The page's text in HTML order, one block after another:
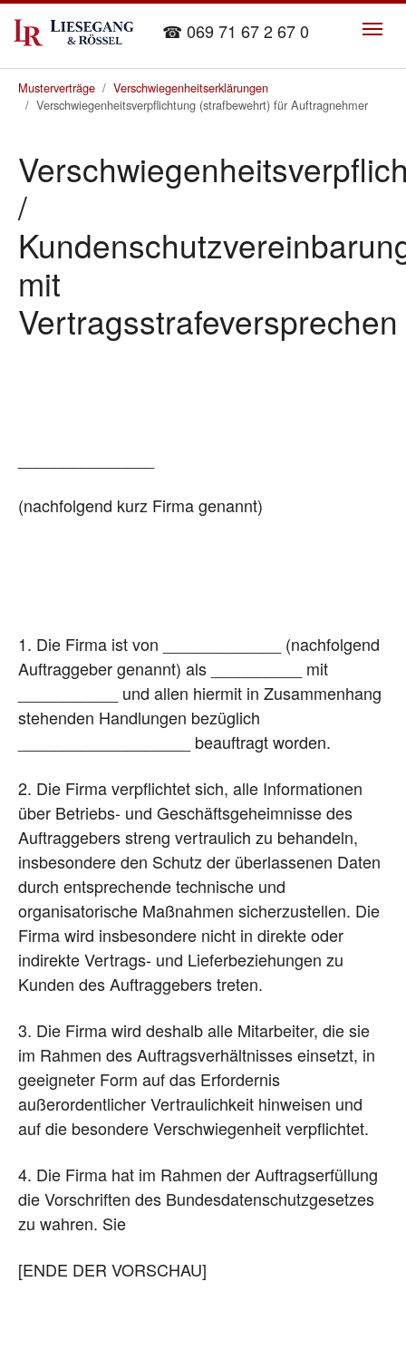
Skip to main content
☎ 069 71 67 2 67 0
You are here:
Musterverträge
Verschwiegenheitserklärungen
Verschwiegenheitsverpflichtung (strafbewehrt) für Auftragnehmer
/
mit
Vertragsstrafeversprechen
(nachfolgend kurz Firma genannt)
1. Die Firma ist von _____________ (nachfolgend
Auftraggeber genannt) als __________ mit
___________ und allen hiermit in Zusammenhang
stehenden Handlungen bezüglich
___________________ beauftragt worden.
2. Die Firma verpflichtet sich, alle Informationen
über Betriebs- und Geschäftsgeheimnisse des
Auftraggebers streng vertraulich zu behandeln,
insbesondere den Schutz der überlassenen Daten
durch entsprechende technische und
organisatorische Maßnahmen sicherzustellen. Die
Firma wird insbesondere nicht in direkte oder
indirekte Vertrags- und Lieferbeziehungen zu
Kunden des Auftraggebers treten.
3. Die Firma wird deshalb alle Mitarbeiter, die sie
im Rahmen des Auftragsverhältnisses einsetzt, in
geeigneter Form auf das Erfordernis
außerordentlicher Vertraulichkeit hinweisen und
auf die besondere Verschwiegenheit verpflichtet.
4. Die Firma hat im Rahmen der Auftragserfüllung
die Vorschriften des Bundesdatenschutzgesetzes
zu wahren. Sie
[ENDE DER VORSCHAU]